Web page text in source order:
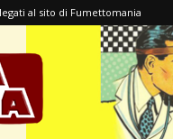
al sito di Fumettomania